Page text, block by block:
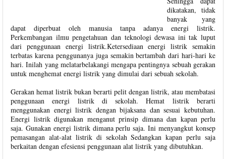
dikatakan, tidak
banyak yang
dapat diperbuat oleh manusia tanpa adanya energi listrik.
Perkembangan ilmu pengetahuan dan teknologi dewasa ini tak luput
dari penggunaan energi listrik.Ketersediaan energi listrik semakin
terbatas karena penggunanya juga semakin bertambah dari hari-hari ke
hari. Inilah yang melatarbelakangi mengapa pentingnya sebuah gerakan
untuk menghemat energi listrik yang dimulai dari sebuah sekolah.
Gerakan hemat listrik bukan berarti pelit dengan listrik, atau membatasi
penggunaan energi listrik di sekolah. Hemat listrik berarti
menggunakan energi listrik dengan bijaksana dan sesuai kebutuhan.
Energi listrik digunakan menganut prinsip dimana dan kapan perlu
saja. Gunakan energi listrik dimana perlu saja. Ini menyangkut konsep
pemasangan alat-alat listrik di sekolah Sedangkan kapan perlu saja
berkaitan dengan efesiensi penggunaan alat listrik yang dibutuhkan.